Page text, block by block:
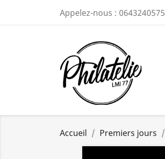
Appelez-nous : 0643240575
Accueil Premiers jours